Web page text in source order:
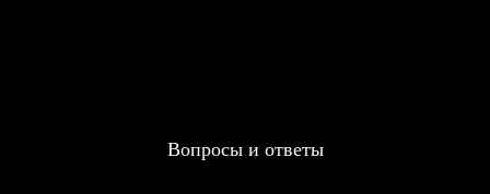
Вопросы и ответы